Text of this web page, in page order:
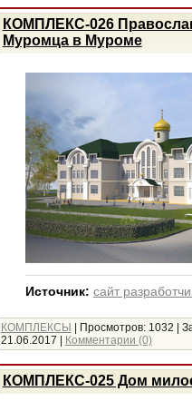
КОМПЛЕКС-026
Муромца в Муроме
Источник: сайт
КОМПЛЕКСЫ | Просмотров: 1032 |
21.06.2017 | Комментарии (0)
КОМПЛЕКС-025 Дом